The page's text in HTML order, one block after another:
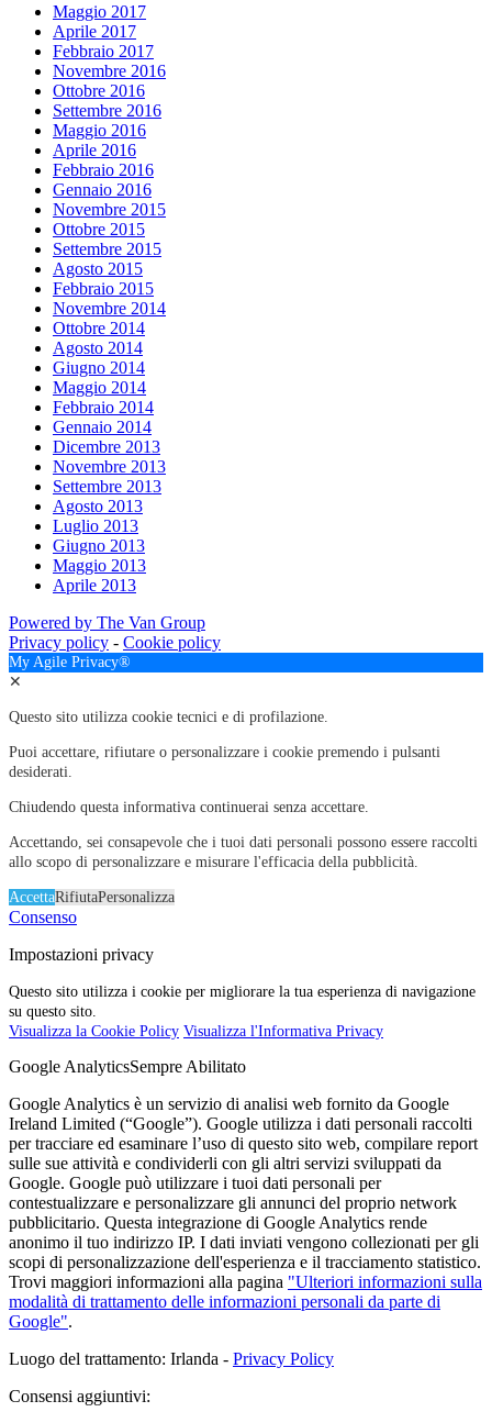
Maggio 2017
Aprile 2017
Febbraio 2017
Novembre 2016
Ottobre 2016
Settembre 2016
Maggio 2016
Aprile 2016
Febbraio 2016
Gennaio 2016
Novembre 2015
Ottobre 2015
Settembre 2015
Agosto 2015
Febbraio 2015
Novembre 2014
Ottobre 2014
Agosto 2014
Giugno 2014
Maggio 2014
Febbraio 2014
Gennaio 2014
Dicembre 2013
Novembre 2013
Settembre 2013
Agosto 2013
Luglio 2013
Giugno 2013
Maggio 2013
Aprile 2013
Powered by The Van Group
Privacy policy - Cookie policy
My Agile Privacy®
✕
Questo sito utilizza cookie tecnici e di profilazione.
Puoi accettare, rifiutare o personalizzare i cookie premendo i pulsanti
desiderati.
Chiudendo questa informativa continuerai senza accettare.
Accettando, sei consapevole che i tuoi dati personali possono essere raccolti
allo scopo di personalizzare e misurare l'efficacia della pubblicità.
AccettaRifiutaPersonalizza
Consenso
Impostazioni privacy
Questo sito utilizza i cookie per migliorare la tua esperienza di navigazione
su questo sito.
Visualizza la Cookie Policy Visualizza l'Informativa Privacy
Google AnalyticsSempre Abilitato
Google Analytics è un servizio di analisi web fornito da Google
Ireland Limited (“Google”). Google utilizza i dati personali raccolti
per tracciare ed esaminare l’uso di questo sito web, compilare report
sulle sue attività e condividerli con gli altri servizi sviluppati da
Google. Google può utilizzare i tuoi dati personali per
contestualizzare e personalizzare gli annunci del proprio network
pubblicitario. Questa integrazione di Google Analytics rende
anonimo il tuo indirizzo IP. I dati inviati vengono collezionati per gli
scopi di personalizzazione dell'esperienza e il tracciamento statistico.
Trovi maggiori informazioni alla pagina "Ulteriori informazioni sulla
modalità di trattamento delle informazioni personali da parte di
Google".
Luogo del trattamento: Irlanda - Privacy Policy
Consensi aggiuntivi: